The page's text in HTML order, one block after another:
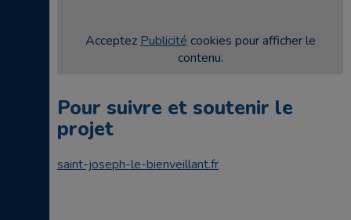
Acceptez Publicité cookies pour afficher le
contenu.
Pour suivre et soutenir le
projet
saint-joseph-le-bienveillant.fr